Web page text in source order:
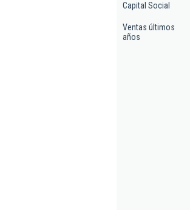
Capital Social
Ventas últimos
años